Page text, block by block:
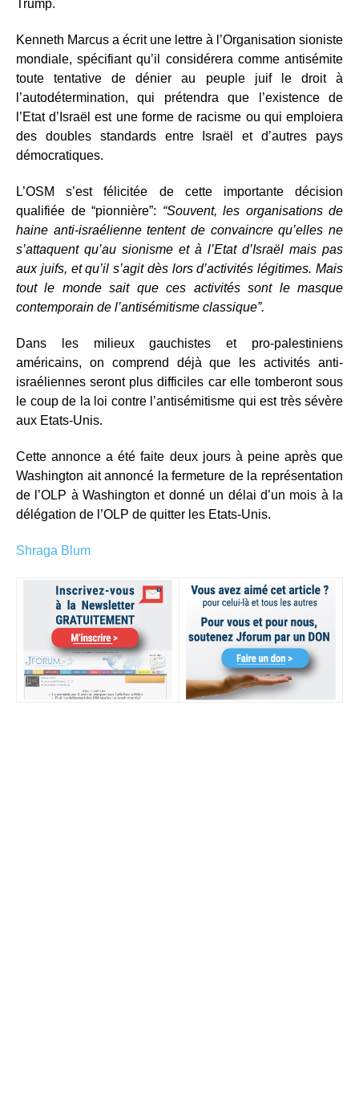
Trump.
Kenneth Marcus a écrit une lettre à l’Organisation sioniste
mondiale, spécifiant qu’il considérera comme antisémite
toute tentative de dénier au peuple juif le droit à
l’autodétermination, qui prétendra que l’existence de
l’Etat d’Israël est une forme de racisme ou qui emploiera
des doubles standards entre Israël et d’autres pays
démocratiques.
L’OSM s’est félicitée de cette importante décision
qualifiée de “pionnière”: “Souvent, les organisations de
haine anti-israélienne tentent de convaincre qu’elles ne
s’attaquent qu’au sionisme et à l’Etat d’Israël mais pas
aux juifs, et qu’il s’agit dès lors d’activités légitimes. Mais
tout le monde sait que ces activités sont le masque
contemporain de l’antisémitisme classique”.
Dans les milieux gauchistes et pro-palestiniens
américains, on comprend déjà que les activités anti-
israéliennes seront plus difficiles car elle tomberont sous
le coup de la loi contre l’antisémitisme qui est très sévère
aux Etats-Unis.
Cette annonce a été faite deux jours à peine après que
Washington ait annoncé la fermeture de la représentation
de l’OLP à Washington et donné un délai d’un mois à la
délégation de l’OLP de quitter les Etats-Unis.
Shraga Blum